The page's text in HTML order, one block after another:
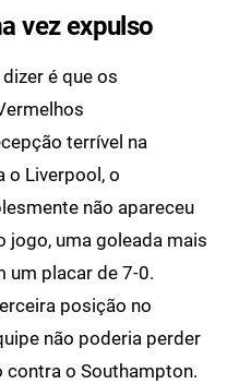
vez expulso
é que os
terrível na
o Liverpool, o
não apareceu
jogo, uma goleada mais
um placar de 7-0.
posição no
não poderia perder
o Southampton.